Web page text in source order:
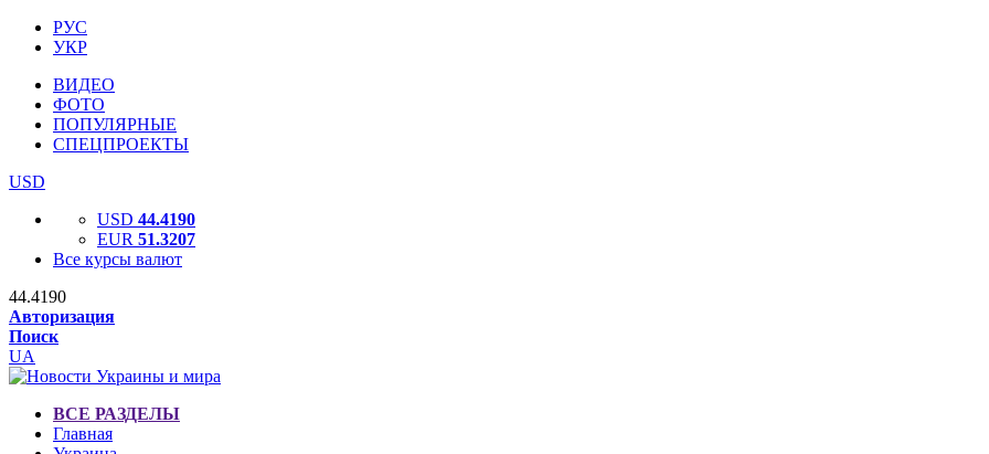
РУС
УКР
ВИДЕО
ФОТО
ПОПУЛЯРНЫЕ
СПЕЦПРОЕКТЫ
USD
USD 44.4190
EUR 51.3207
Все курсы валют
44.4190
Авторизация
Поиск
UA
ВСЕ РАЗДЕЛЫ
Главная